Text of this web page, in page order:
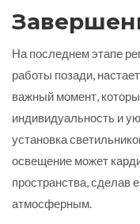
На последнем этапе
работы позади,
важный момент,
индивидуальность и
установка
освещение может
пространства, сделав
атмосферным.